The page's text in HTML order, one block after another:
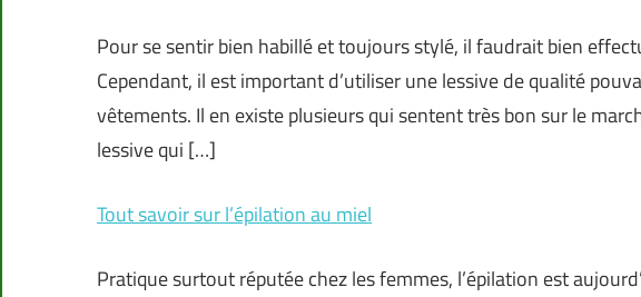
Pour se sentir bien habillé et toujours stylé, il faudrait bien
Cependant, il est important d’utiliser une lessive de qualité
vêtements. Il en existe plusieurs qui sentent très bon sur le
lessive qui […]
Tout savoir sur l’épilation au miel
Pratique surtout réputée chez les femmes, l’épilation est